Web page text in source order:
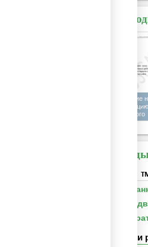
Заявление
регистрацию
импортного
контракта на
В